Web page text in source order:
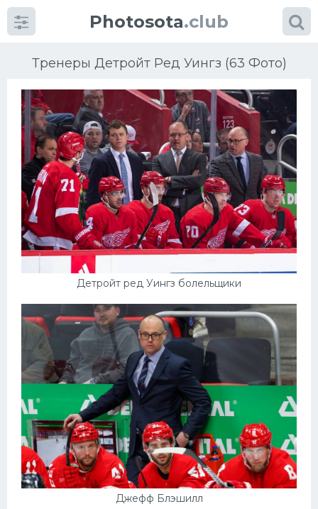
Photosota.club
Тренеры Детройт Ред Уингз (63 Фото)
Детройт ред Уингз болельщики
Джефф Блэшилл
КатегорииФото
Еще картинки...
Футбол
Велогонки
Конькобежный спорт
Тренажеры
Интерьер квартиры